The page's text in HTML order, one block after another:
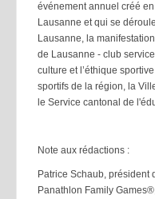
événement annuel créé
Lausanne et qui se
Lausanne, la
de Lausanne - club
culture et l’éthique
sportifs de la région, la
le Service cantonal de
Note aux rédactions :
Patrice Schaub, président
Panathlon Family